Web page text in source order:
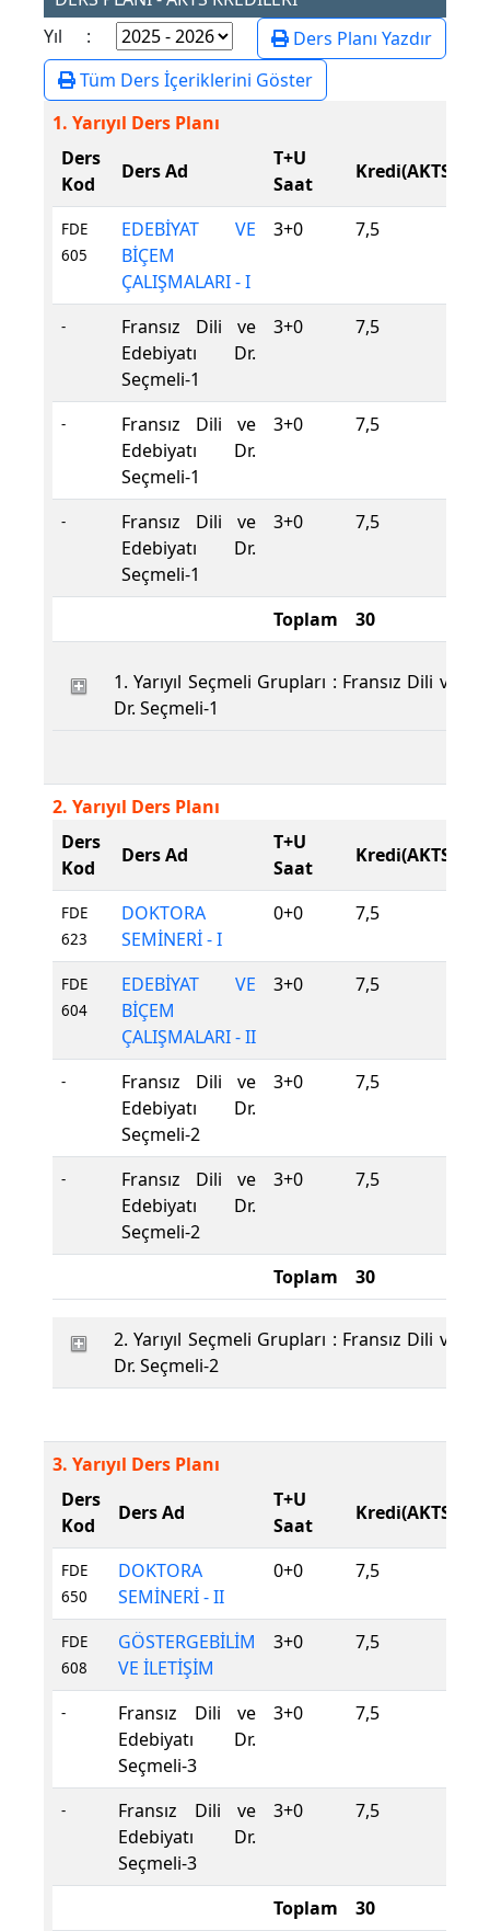
Yıl :
Ders Planı Yazdır
Tüm Ders İçeriklerini Göster
1. Yarıyıl Ders Planı
Ders
Kod
Ders Ad
T+U
Saat
Kredi(AKTS)
FDE
605
EDEBİYAT VE
BİÇEM
ÇALIŞMALARI - I
3+0 7,5
-
Fransız Dili ve
Edebiyatı Dr.
Seçmeli-1
3+0 7,5
-
Fransız Dili ve
Edebiyatı Dr.
Seçmeli-1
3+0 7,5
-
Fransız Dili ve
Edebiyatı Dr.
Seçmeli-1
3+0 7,5
Toplam 30
1. Yarıyıl Seçmeli Grupları : Fransız Dili ve
Dr. Seçmeli-1
2. Yarıyıl Ders Planı
Ders
Kod
Ders Ad
T+U
Saat
Kredi(AKTS)
FDE
623
DOKTORA
SEMİNERİ - I
0+0 7,5
FDE
604
EDEBİYAT VE
BİÇEM
ÇALIŞMALARI - II
3+0 7,5
-
Fransız Dili ve
Edebiyatı Dr.
Seçmeli-2
3+0 7,5
-
Fransız Dili ve
Edebiyatı Dr.
Seçmeli-2
3+0 7,5
Toplam 30
2. Yarıyıl Seçmeli Grupları : Fransız Dili ve
Dr. Seçmeli-2
3. Yarıyıl Ders Planı
Ders
Kod
Ders Ad
T+U
Saat
Kredi(AKTS)
FDE
650
DOKTORA
SEMİNERİ - II
0+0 7,5
FDE
608
GÖSTERGEBİLİM
VE İLETİŞİM
3+0 7,5
-
Fransız Dili ve
Edebiyatı Dr.
Seçmeli-3
3+0 7,5
-
Fransız Dili ve
Edebiyatı Dr.
Seçmeli-3
3+0 7,5
Toplam 30